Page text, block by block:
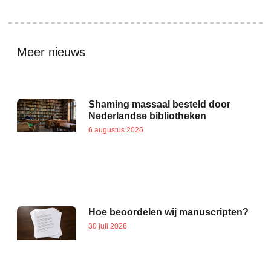
Meer nieuws
Shaming massaal besteld door
Nederlandse bibliotheken
6 augustus 2026
Hoe beoordelen wij manuscripten?
30 juli 2026